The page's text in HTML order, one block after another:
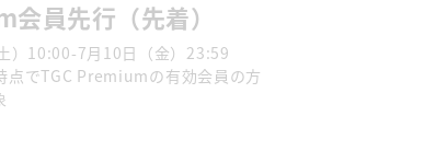
員先行（先着）
）10:00-7月10日（金）23:59
点でTGC Premiumの有効会員の方